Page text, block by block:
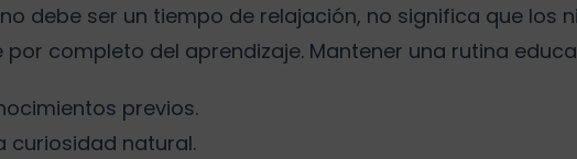
debe ser un tiempo de relajación, no significa que los
completo del aprendizaje. Mantener una rutina
previos.
curiosidad natural.